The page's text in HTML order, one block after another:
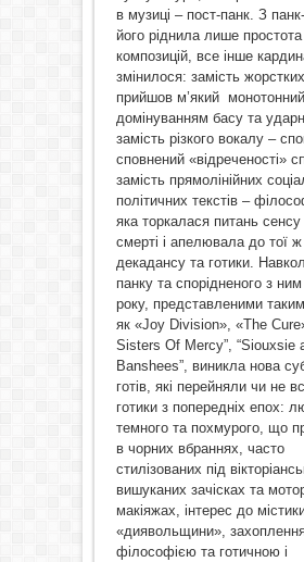
в музиці – пост-панк. З
його ріднила лише простота
композицій, все інше
змінилося: замість жорстких
прийшов м’який
домінуванням басу та
замість різкого вокалу –
сповнений «відреченості»
замість прямолінійних
політичних текстів –
яка торкалася питань
смерті і апелювала до тої ж
декадансу та готики.
панку та спорідненого з ним
року, представленими
як «Joy Division», «The
Sisters Of Mercy”, “Siouxsie
Banshees”, виникла нова
готів, які перейняли чи не
готики з попередніх епох:
темного та похмурого, що
в чорних вбраннях, часто
стилізованих під
вишуканих зачісках та
макіяжах, інтерес до
«диявольщини»,
філософією та готичною і